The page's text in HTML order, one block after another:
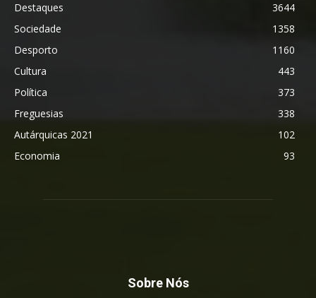
Destaques
3644
Sociedade
1358
Desporto
1160
Cultura
443
Política
373
Freguesias
338
Autárquicas 2021
102
Economia
93
Sobre Nós